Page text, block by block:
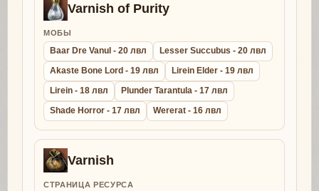
Varnish of Purity
МОБЫ
Baar Dre Vanul - 20 лвл
Lesser Succubus - 20 лвл
Akaste Bone Lord - 19 лвл
Lirein Elder - 19 лвл
Lirein - 18 лвл
Plunder Tarantula - 17 лвл
Shade Horror - 17 лвл
Wererat - 16 лвл
Varnish
СТРАНИЦА РЕСУРСА